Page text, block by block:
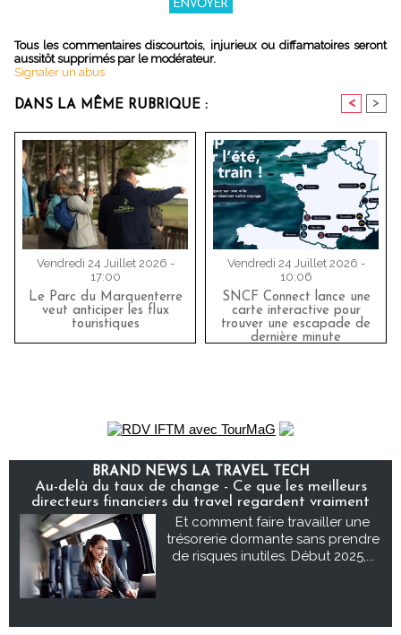
Tous les commentaires discourtois, injurieux ou diffamatoires seront
aussitôt supprimés par le modérateur.
Signaler un abus
DANS LA MÊME RUBRIQUE : < >
Vendredi 24 Juillet 2026 -
17:00
Le Parc du Marquenterre
veut anticiper les flux
touristiques
Vendredi 24 Juillet 2026 -
10:06
SNCF Connect lance une
carte interactive pour
trouver une escapade de
dernière minute
BRAND NEWS LA TRAVEL TECH
Au-delà du taux de change - Ce que les meilleurs
directeurs financiers du travel regardent vraiment
Et comment faire travailler une
trésorerie dormante sans prendre
de risques inutiles. Début 2025,...